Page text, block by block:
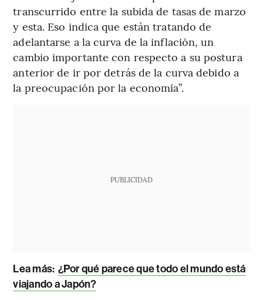
transcurrido entre la subida de tasas de marzo
y esta. Eso indica que están tratando de
adelantarse a la curva de la inflación, un
cambio importante con respecto a su postura
anterior de ir por detrás de la curva debido a
la preocupación por la economía”.
PUBLICIDAD
Lea más: ¿Por qué parece que todo el mundo está
viajando a Japón?